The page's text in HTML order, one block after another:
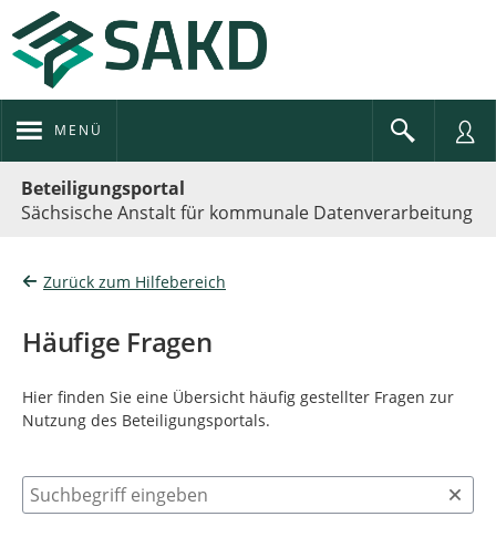
MENÜ
Beteiligungsportal
Sächsische Anstalt für kommunale Datenverarbeitung
Zurück zum Hilfebereich
Häufige Fragen
Hier finden Sie eine Übersicht häufig gestellter Fragen zur
Nutzung des Beteiligungsportals.
Suchbegriff eingeben